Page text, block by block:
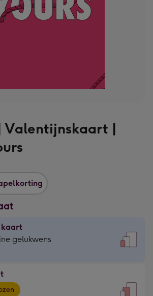
Valentijnskaart |
kaart
gelukwens